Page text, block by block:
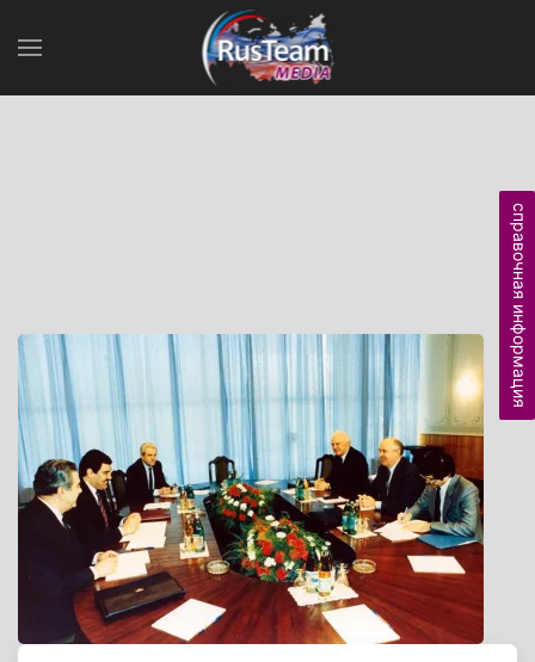
справочная информация